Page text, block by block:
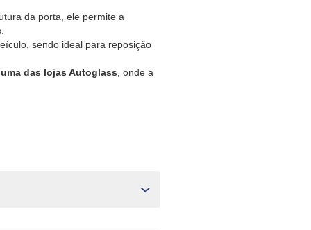
da porta, ele permite a
sendo ideal para reposição
das lojas Autoglass , onde a